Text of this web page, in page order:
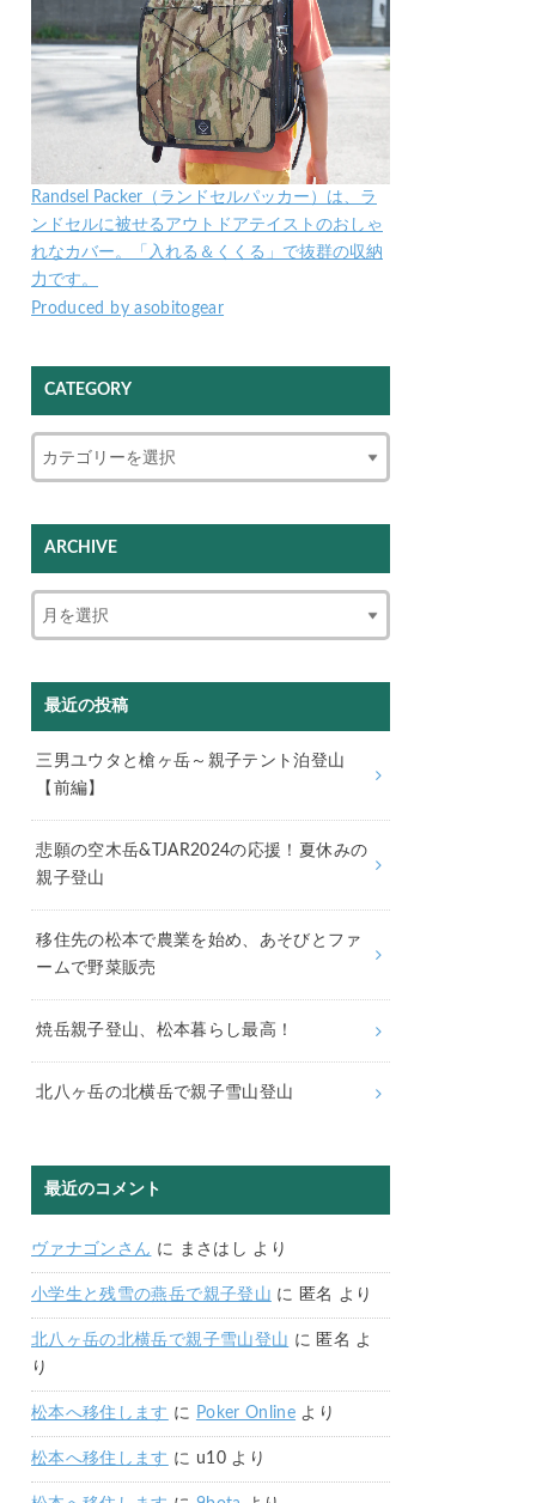
Randsel Packer（ランドセルパッカー）は、ラ
ンドセルに被せるアウトドアテイストのおしゃ
れなカバー。「入れる＆くくる」で抜群の収納
力です。
Produced by asobitogear
CATEGORY
ARCHIVE
最近の投稿
三男ユウタと槍ヶ岳～親子テント泊登山
【前編】
悲願の空木岳&TJAR2024の応援！夏休みの
親子登山
移住先の松本で農業を始め、あそびとファ
ームで野菜販売
焼岳親子登山、松本暮らし最高！
北八ヶ岳の北横岳で親子雪山登山
最近のコメント
ヴァナゴンさん に まさはし より
小学生と残雪の燕岳で親子登山 に 匿名 より
北八ヶ岳の北横岳で親子雪山登山 に 匿名 よ
り
松本へ移住します に Poker Online より
松本へ移住します に u10より